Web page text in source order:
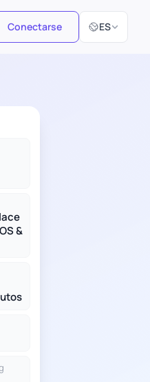
Conectarse ES
Seleccionar
&